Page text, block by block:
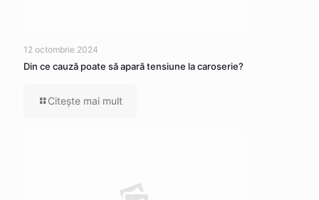
12 octombrie 2024
Din ce cauză poate să apară tensiune la caroserie?
Citeşte mai mult